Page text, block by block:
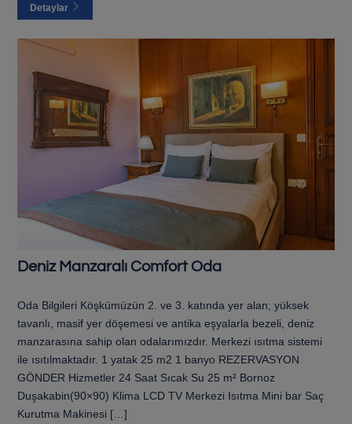
Detaylar
Deniz Manzaralı Comfort Oda
Oda Bilgileri Köşkümüzün 2. ve 3. katında yer alan; yüksek
tavanlı, masif yer döşemesi ve antika eşyalarla bezeli, deniz
manzarasına sahip olan odalarımızdır. Merkezi ısıtma sistemi
ile ısıtılmaktadır. 1 yatak 25 m2 1 banyo REZERVASYON
GÖNDER Hizmetler 24 Saat Sıcak Su 25 m² Bornoz
Duşakabin(90×90) Klima LCD TV Merkezi Isıtma Mini bar Saç
Kurutma Makinesi […]